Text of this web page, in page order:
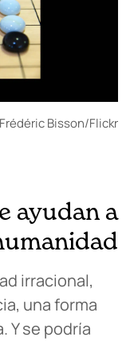
Bisson/Flickr
ayudan a
irracional,
una forma
Y se podría